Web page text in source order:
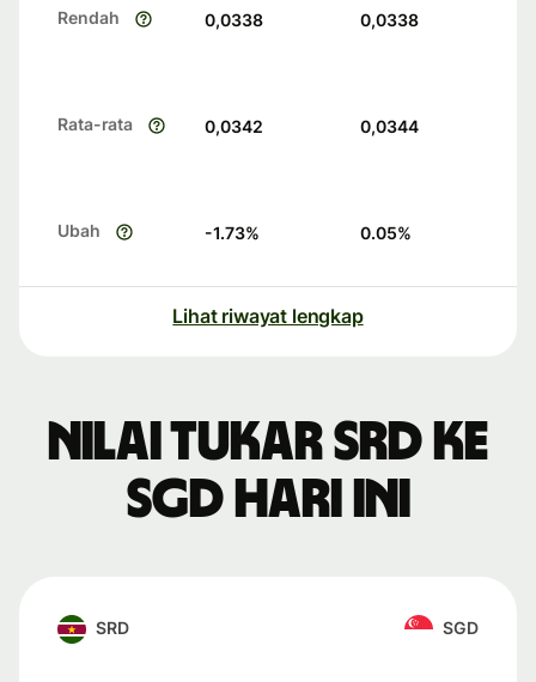
Rendah 0,0338 0,0338
Rata-rata 0,0342 0,0344
Ubah -1.73% 0.05%
Lihat riwayat lengkap
Nilai tukar SRD ke
SGD hari ini
SRD SGD